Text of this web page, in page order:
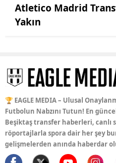
Atletico Madrid
Yakın
🏆 EAGLE MEDIA – Ulusal
Futbolun Nabzını Tutun! En
Beşiktaş transfer haberleri, canlı
röportajlarla spora dair her şey
gelişmelerden anında haberdar